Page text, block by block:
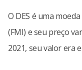
O DES é uma
(FMI) e seu preço
2021, seu valor era